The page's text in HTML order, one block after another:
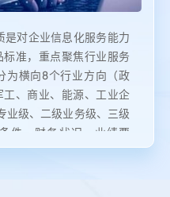
是对企业信息化服务能力
准，重点聚焦行业服务
为横向8个行业方向（政
、商业、能源、工业企
业级、二级业务级、三级
件、财务状况、业绩要
障六大维度，全面审核